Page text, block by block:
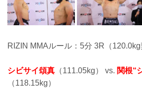
RIZIN MMAルール：5分 3R（120.0kg
シビサイ頌真 （111.05kg） vs. 関根“
（118.15kg）